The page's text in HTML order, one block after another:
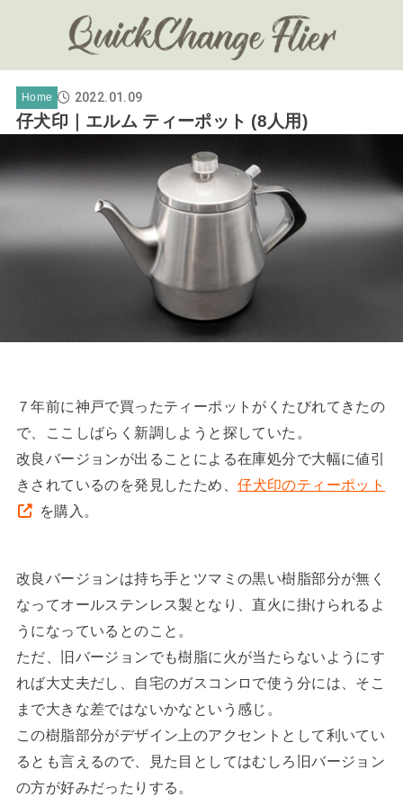
Home 2022.01.09
仔犬印｜エルム ティーポット (8人用)
７年前に神戸で買ったティーポットがくたびれてきたの
で、ここしばらく新調しようと探していた。
改良バージョンが出ることによる在庫処分で大幅に値引
きされているのを発見したため、仔犬印のティーポット
を購入。
改良バージョンは持ち手とツマミの黒い樹脂部分が無く
なってオールステンレス製となり、直火に掛けられるよ
うになっているとのこと。
ただ、旧バージョンでも樹脂に火が当たらないようにす
れば大丈夫だし、自宅のガスコンロで使う分には、そこ
まで大きな差ではないかなという感じ。
この樹脂部分がデザイン上のアクセントとして利いてい
るとも言えるので、見た目としてはむしろ旧バージョン
の方が好みだったりする。